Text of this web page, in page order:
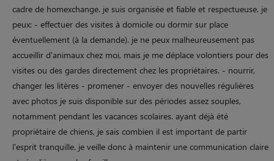
cadre de homexchange. je suis organisée et fiable et respectueuse. je
peux: - effectuer des visites à domicile ou dormir sur place
éventuellement (à la demande). je ne peux malheureusement pas
accueillir d'animaux chez moi, mais je me déplace volontiers pour des
visites ou des gardes directement chez les propriétaires. - nourrir,
changer les litères - promener - envoyer des nouvelles régulières
avec photos je suis disponible sur des périodes assez souples,
notamment pendant les vacances scolaires. ayant déjà été
propriétaire de chiens, je sais combien il est important de partir
l'esprit tranquille. je veille donc à maintenir une communication claire